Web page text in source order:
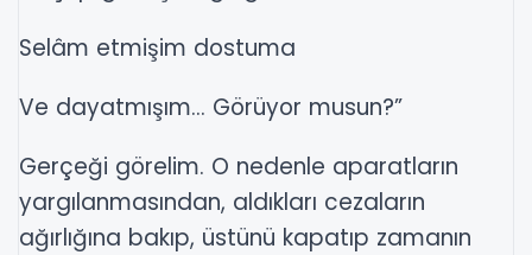
Selâm etmişim dostuma
Ve dayatmışım... Görüyor musun?”
Gerçeği görelim. O nedenle aparatların
yargılanmasından, aldıkları cezaların
ağırlığına bakıp, üstünü kapatıp zamanın